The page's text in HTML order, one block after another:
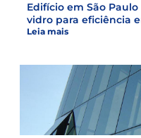
Edifício em São
vidro para eficiência
Leia mais